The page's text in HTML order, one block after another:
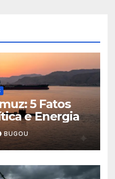
5 Fatos
e Energia
BUGOU